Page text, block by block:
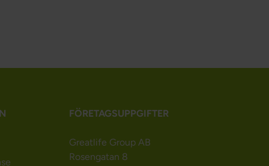
FÖRETAGSUPPGIFTER
Greatlife Group AB
Rosengatan 8